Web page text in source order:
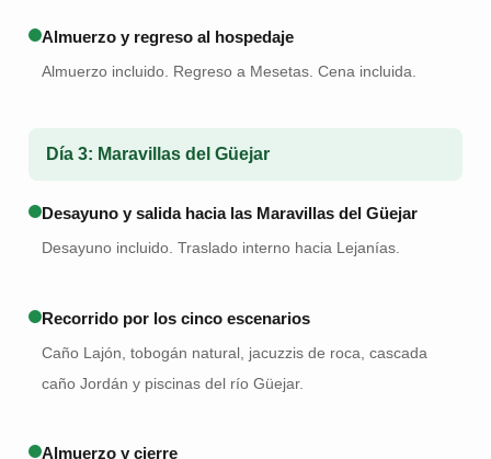
Almuerzo y regreso al hospedaje
Almuerzo incluido. Regreso a Mesetas. Cena incluida.
Día 3: Maravillas del Güejar
Desayuno y salida hacia las Maravillas del Güejar
Desayuno incluido. Traslado interno hacia Lejanías.
Recorrido por los cinco escenarios
Caño Lajón, tobogán natural, jacuzzis de roca, cascada
caño Jordán y piscinas del río Güejar.
Almuerzo y cierre